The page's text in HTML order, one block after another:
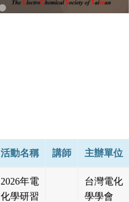
活動名稱 講師 主辦單位
2026年電
化學研習
台灣電化
學學會